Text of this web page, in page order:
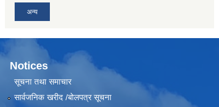
अन्य
Notices
सूचना तथा समाचार
सार्वजनिक खरीद /बोलपत्र सूचना